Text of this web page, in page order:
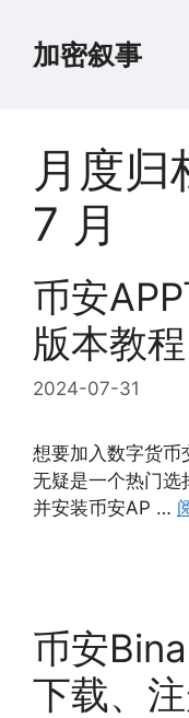
加密叙事
月度归
7 月
币安
版本教程
2024-07-31
想要加入数字货
无疑是一个热门选
并安装币安AP …
币安
下载、